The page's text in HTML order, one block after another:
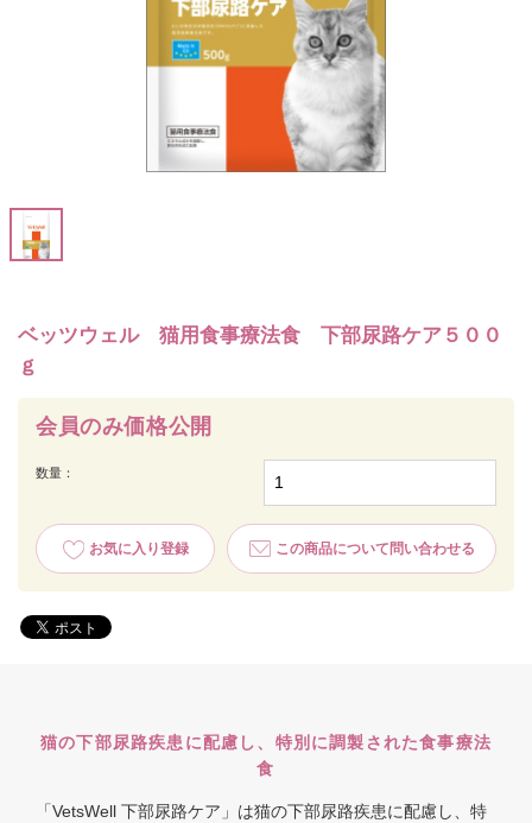
ベッツウェル 猫用食事療法食 下部尿路ケア５００
ｇ
会員のみ価格公開
数量：
お気に入り登録 この商品について問い合わせる
猫の下部尿路疾患に配慮し、特別に調製された食事療法
食
「VetsWell 下部尿路ケア」は猫の下部尿路疾患に配慮し、特